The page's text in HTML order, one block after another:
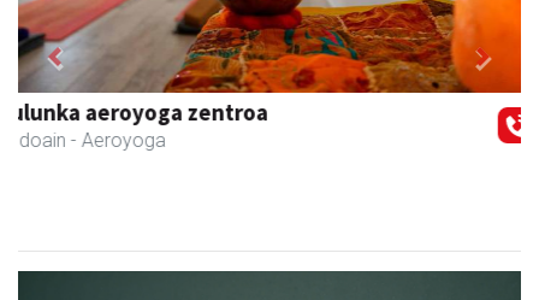
Bengoetxea autoeskola
Andoain - Autoeskolak
Previous Next